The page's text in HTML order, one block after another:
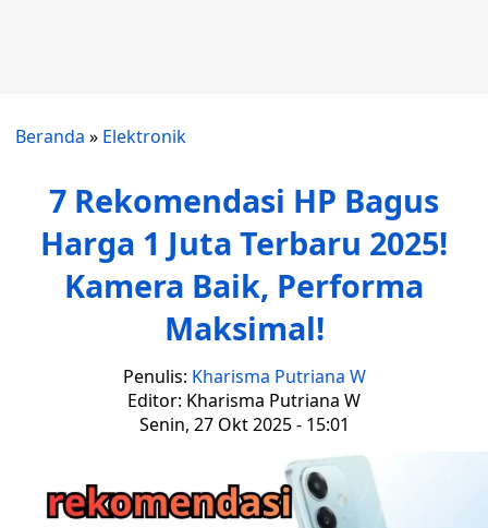
Beranda » Elektronik
7 Rekomendasi HP Bagus
Harga 1 Juta Terbaru 2025!
Kamera Baik, Performa
Maksimal!
Penulis: Kharisma Putriana W
Editor: Kharisma Putriana W
Senin, 27 Okt 2025 - 15:01